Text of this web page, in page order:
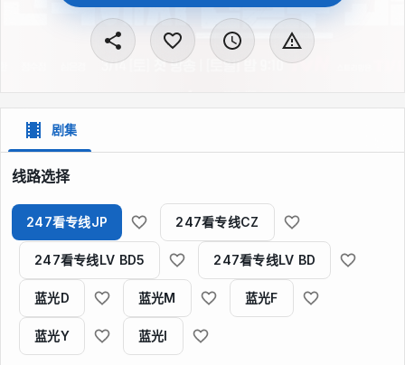
剧集
线路选择
247看专线JP 247看专线CZ
247看专线LV BD5 247看专线LV BD
蓝光D 蓝光M 蓝光F
蓝光Y 蓝光I